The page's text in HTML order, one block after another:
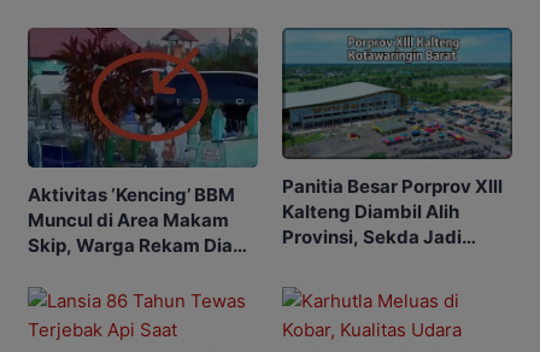
Terganggu
Aktivitas ‘Kencing’ BBM
Muncul di Area Makam
Skip, Warga Rekam Diam-
Panitia Besar Porprov Xlll
Kalteng Diambil Alih
Provinsi, Sekda Jadi